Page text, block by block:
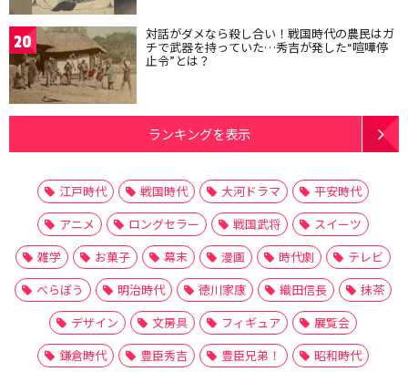
20 対話がダメなら殺し合い！戦国時代の農民はガ
チで武器を持っていた…秀吉が発した“喧嘩停
止令”とは？
ランキングを表示
江戸時代 戦国時代 大河ドラマ
平安時代
アニメ
ロングセラー 戦国武将
スイーツ
雑学
お菓子 幕末 漫画 時代劇
テレビ
べらぼう
明治時代 徳川家康 織田信長
抹茶
デザイン
文房具 フィギュア
展覧会
鎌倉時代
豊臣秀吉 豊臣兄弟！
昭和時代